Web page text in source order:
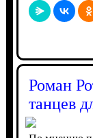
Роман
танцев